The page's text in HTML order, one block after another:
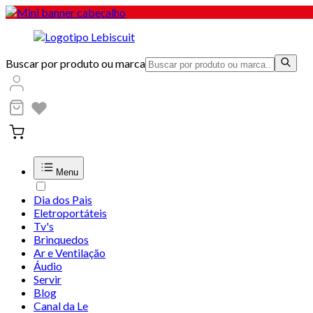
Buscar por produto ou marca
Menu
Dia dos Pais
Eletroportáteis
Tv's
Brinquedos
Ar e Ventilação
Áudio
Servir
Blog
Canal da Le